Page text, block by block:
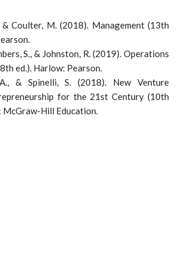
& Coulter, M. (2018). Management (13th
S., & Johnston, R. (2019). Operations
ed.). Harlow: Pearson.
& Spinelli, S. (2018). New Venture
for the 21st Century (10th
McGraw-Hill Education.